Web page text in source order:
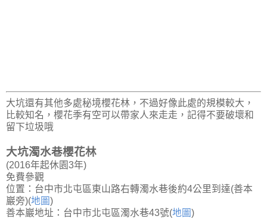
大坑還有其他多處秘境櫻花林，不過好像此處的規模較大，
比較知名，櫻花季有空可以帶家人來走走，記得不要破壞和
留下垃圾哦
大坑濁水巷櫻花林
(2016年起休園3年)
免費參觀
位置：台中市北屯區東山路右轉濁水巷後約4公里到達(善本
巖旁)(地圖)
善本巖地址：台中市北屯區濁水巷43號(地圖)